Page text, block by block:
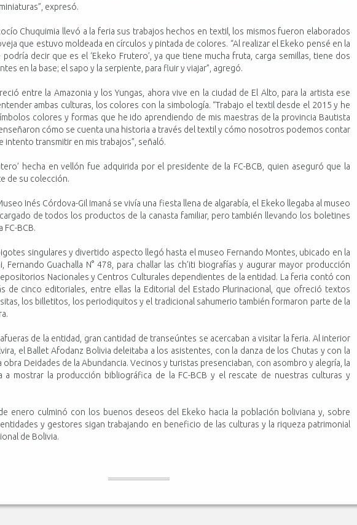
expresó.
Chuquimia llevó a la feria sus trabajos hechos en textil, los mismos fueron elaborados
que estuvo moldeada en círculos y pintada de colores. “Al realizar el Ekeko pensé en la
decir que es el ‘Ekeko Frutero’, ya que tiene mucha fruta, carga semillas, tiene dos
en la base; el sapo y la serpiente, para fluir y viajar”, agregó.
entre la Amazonia y los Yungas, ahora vive en la ciudad de El Alto, para la artista ese
ambas culturas, los colores con la simbología. “Trabajo el textil desde el 2015 y he
colores y formas que he ido aprendiendo de mis maestras de la provincia Bautista
enseñaron cómo se cuenta una historia a través del textil y cómo nosotros podemos contar
intento transmitir en mis trabajos”, señaló.
hecha en vellón fue adquirida por el presidente de la FC-BCB, quien aseguró que la
de su colección.
Inés Córdova-Gil Imaná se vivía una fiesta llena de algarabía, el Ekeko llegaba al museo
de todos los productos de la canasta familiar, pero también llevando los boletines
BCB.
singulares y divertido aspecto llegó hasta el museo Fernando Montes, ubicado en la
Fernando Guachalla N° 478, para challar las ch’iti biografías y augurar mayor producción
Nacionales y Centros Culturales dependientes de la entidad. La feria contó con
de cinco editoriales, entre ellas la Editorial del Estado Plurinacional, que ofreció textos
los billetitos, los periodiquitos y el tradicional sahumerio también formaron parte de la
de la entidad, gran cantidad de transeúntes se acercaban a visitar la feria. Al interior
el Ballet Afodanz Bolivia deleitaba a los asistentes, con la danza de los Chutas y con la
Deidades de la Abundancia. Vecinos y turistas presenciaban, con asombro y alegría, la
a mostrar la producción bibliográfica de la FC-BCB y el rescate de nuestras culturas y
enero culminó con los buenos deseos del Ekeko hacia la población boliviana y, sobre
y gestores sigan trabajando en beneficio de las culturas y la riqueza patrimonial
de Bolivia.